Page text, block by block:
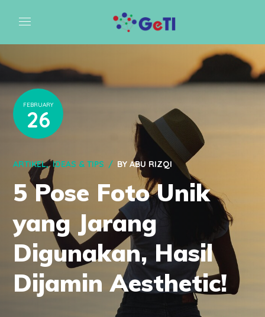
FEBRUARY
26
ARTIKEL IDEAS & TIPS BYABU RIZQI
5 Pose Foto Unik
yang Jarang
Digunakan, Hasil
Dijamin Aesthetic!